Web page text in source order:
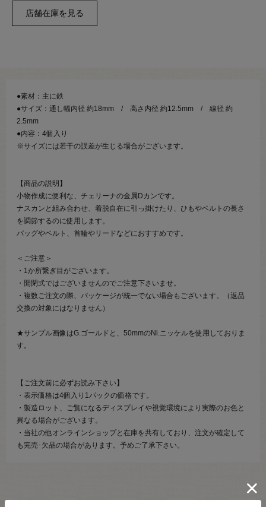
●素材：主に鉄
●サイズ：通し幅内径 約18mm / 高さ内径 約12.5mm / 線径 約
2.5mm
●内容：4個入り
※サイズには若干の誤差が生じる場合がございます。
【商品の説明】
小物作成に便利な、チェリーナの金属Dカンです。
ナスカンと組み合わせ、着脱自在に引っ掛けたり、ひもやベルトの長さ
を調節するのに使用します。
バッグやベルト、首輪やリードなどにおすすめです。
＜ご注意＞
・1か所繋ぎ目がございます。
・開閉式ではございませんのでご注意下さいませ。
・複数ご注文の際、パッケージが統一でない場合もございます。（返品
交換の対象にはなりません）
★サンプル画像はG.ゴールドと、50mmのNi.ニッケルを使用しておりま
す。
【ご注文前に必ずお読み下さい】
・表示価格は4個入り1パックの価格です。
・製造ロット、ご覧になるディスプレイや視覚環境により実際のお色と
異なる場合がございます。
・当社の他オンラインショップと在庫を共有しており、注文が確定して
も完売･欠品の場合があります。予めご了承下さい。